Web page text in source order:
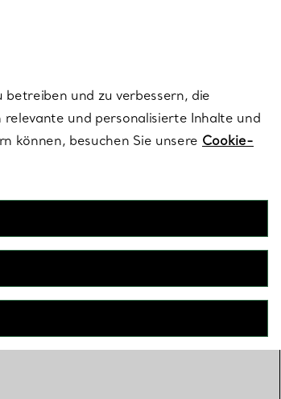
und zu verbessern, die
und personalisierte Inhalte und
können, besuchen Sie unsere Cookie-